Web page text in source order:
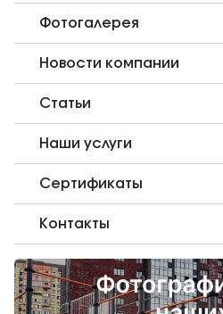
Фотогалерея
Новости компании
Статьи
Наши услуги
Сертификаты
Контакты